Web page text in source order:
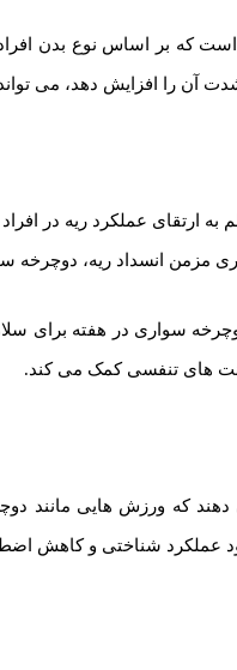
آن را افزایش دهد، می
ارتقای عملکرد ریه در
مزمن انسداد ریه،
دقیقه دوچرخه سواری در هفته
های تنفسی کمک می کند.
که ورزش هایی مانند
عملکرد شناختی و کاهش